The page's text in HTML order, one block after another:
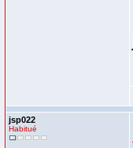
jsp022
Habitué